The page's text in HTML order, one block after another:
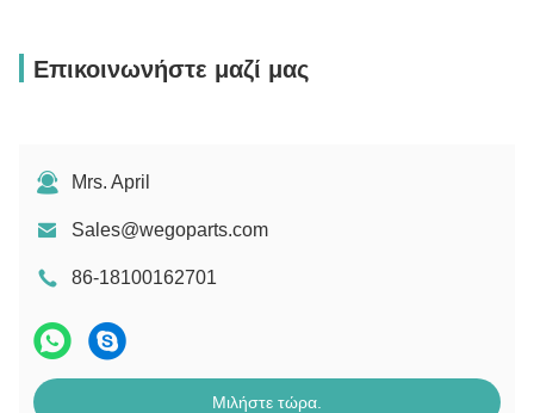
Επικοινωνήστε μαζί μας
Mrs. April
Sales@wegoparts.com
86-18100162701
Μιλήστε τώρα.